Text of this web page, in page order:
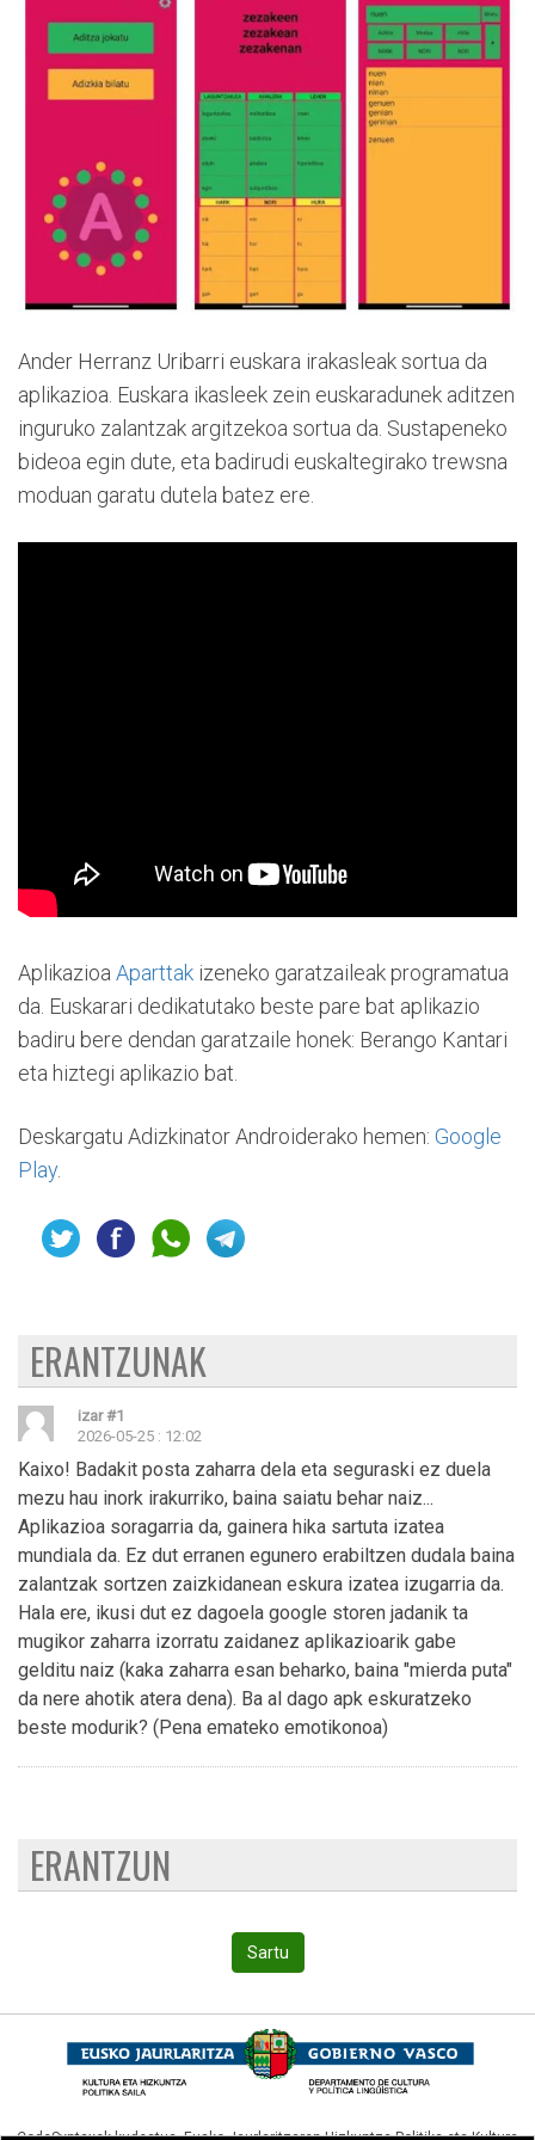
Ander Herranz Uribarri euskara irakasleak sortua da
aplikazioa. Euskara ikasleek zein euskaradunek aditzen
inguruko zalantzak argitzekoa sortua da. Sustapeneko
bideoa egin dute, eta badirudi euskaltegirako trewsna
moduan garatu dutela batez ere.
Aplikazioa Aparttak izeneko garatzaileak programatua
da. Euskarari dedikatutako beste pare bat aplikazio
badiru bere dendan garatzaile honek: Berango Kantari
eta hiztegi aplikazio bat.
Deskargatu Adizkinator Androiderako hemen: Google
Play.
ERANTZUNAK
izar #1
2026-05-25 : 12:02
Kaixo! Badakit posta zaharra dela eta seguraski ez duela
mezu hau inork irakurriko, baina saiatu behar naiz...
Aplikazioa soragarria da, gainera hika sartuta izatea
mundiala da. Ez dut erranen egunero erabiltzen dudala baina
zalantzak sortzen zaizkidanean eskura izatea izugarria da.
Hala ere, ikusi dut ez dagoela google storen jadanik ta
mugikor zaharra izorratu zaidanez aplikazioarik gabe
gelditu naiz (kaka zaharra esan beharko, baina "mierda puta"
da nere ahotik atera dena). Ba al dago apk eskuratzeko
beste modurik? (Pena emateko emotikonoa)
ERANTZUN
Sartu